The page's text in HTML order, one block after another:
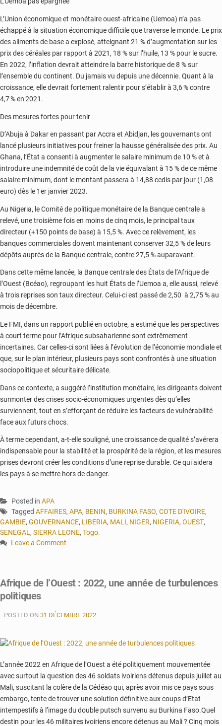
L’Union économique et monétaire ouest-africaine (Uemoa) n’a pas
échappé à la situation économique difficile que traverse le monde. Le prix
des aliments de base a explosé, atteignant 21 % d’augmentation sur les
prix des céréales par rapport à 2021, 18 % sur l’huile, 13 % pour le sucre.
En 2022, l’inflation devrait atteindre la barre historique de 8 % sur
l’ensemble du continent. Du jamais vu depuis une décennie. Quant à la
croissance, elle devrait fortement ralentir pour s’établir à 3,6 % contre
4,7 % en 2021.
Des mesures fortes pour tenir
D’Abuja à Dakar en passant par Accra et Abidjan, les gouvernants ont
lancé plusieurs initiatives pour freiner la hausse généralisée des prix. Au
Ghana, l’État a consenti à augmenter le salaire minimum de 10 % et à
introduire une indemnité de coût de la vie équivalant à 15 % de ce même
salaire minimum, dont le montant passera à 14,88 cedis par jour (1,08
euro) dès le 1er janvier 2023.
Au Nigeria, le Comité de politique monétaire de la Banque centrale a
relevé, une troisième fois en moins de cinq mois, le principal taux
directeur (+150 points de base) à 15,5 %. Avec ce relèvement, les
banques commerciales doivent maintenant conserver 32,5 % de leurs
dépôts auprès de la Banque centrale, contre 27,5 % auparavant.
Dans cette même lancée, la Banque centrale des États de l’Afrique de
l’Ouest (Bcéao), regroupant les huit États de l’Uemoa a, elle aussi, relevé
à trois reprises son taux directeur. Celui-ci est passé de 2,50 à 2,75 % au
mois de décembre.
Le FMI, dans un rapport publié en octobre, a estimé que les perspectives
à court terme pour l’Afrique subsaharienne sont extrêmement
incertaines. Car celles-ci sont liées à l’évolution de l’économie mondiale et
que, sur le plan intérieur, plusieurs pays sont confrontés à une situation
sociopolitique et sécuritaire délicate.
Dans ce contexte, a suggéré l’institution monétaire, les dirigeants doivent
surmonter des crises socio-économiques urgentes dès qu’elles
surviennent, tout en s’efforçant de réduire les facteurs de vulnérabilité
face aux futurs chocs.
À terme cependant, a-t-elle souligné, une croissance de qualité s’avérera
indispensable pour la stabilité et la prospérité de la région, et les mesures
prises devront créer les conditions d’une reprise durable. Ce qui aidera
les pays à se mettre hors de danger.
Posted in APA
Tagged AFFAIRES, APA, BENIN, BURKINA FASO, COTE D'IVOIRE,
GAMBIE, GOUVERNANCE, LIBERIA, MALI, NIGER, NIGERIA, OUEST,
SENEGAL , SIERRA LEONE, Togo.
Leave a Comment
:
une
économiquement
l’Afrique
l’Ouest
Afrique de l’Ouest : 2022, une année de turbulences
politiques
POSTED ON 31 DÉCEMBRE 2022
L’année 2022 en Afrique de l’Ouest a été politiquement mouvementée
avec surtout la question des 46 soldats ivoiriens détenus depuis juillet au
Mali, suscitant la colère de la Cédéao qui, après avoir mis ce pays sous
embargo, tente de trouver une solution définitive aux coups d’Etat
intempestifs à l’image du double putsch survenu au Burkina Faso.Quel
destin pour les 46 militaires ivoiriens encore détenus au Mali ? Cinq mois